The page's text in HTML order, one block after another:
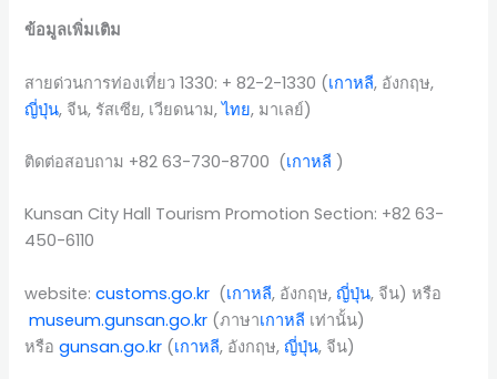
ข้อมูลเพิ่มเติม
สายด่วนการท่องเที่ยว 1330: + 82-2-1330 (เกาหลี, อังกฤษ,
ญี่ปุ่น, จีน, รัสเซีย, เวียดนาม,ไทย, มาเลย์)
ติดต่อสอบถาม +82 63-730-8700 (เกาหลี )
Kunsan City Hall Tourism Promotion Section: +82 63-
450-6110
website:customs.go.kr (เกาหลี, อังกฤษ,ญี่ปุ่น, จีน) หรือ
museum.gunsan.go.kr (ภาษาเกาหลี เท่านั้น)
หรือgunsan.go.kr (เกาหลี, อังกฤษ,ญี่ปุ่น, จีน)